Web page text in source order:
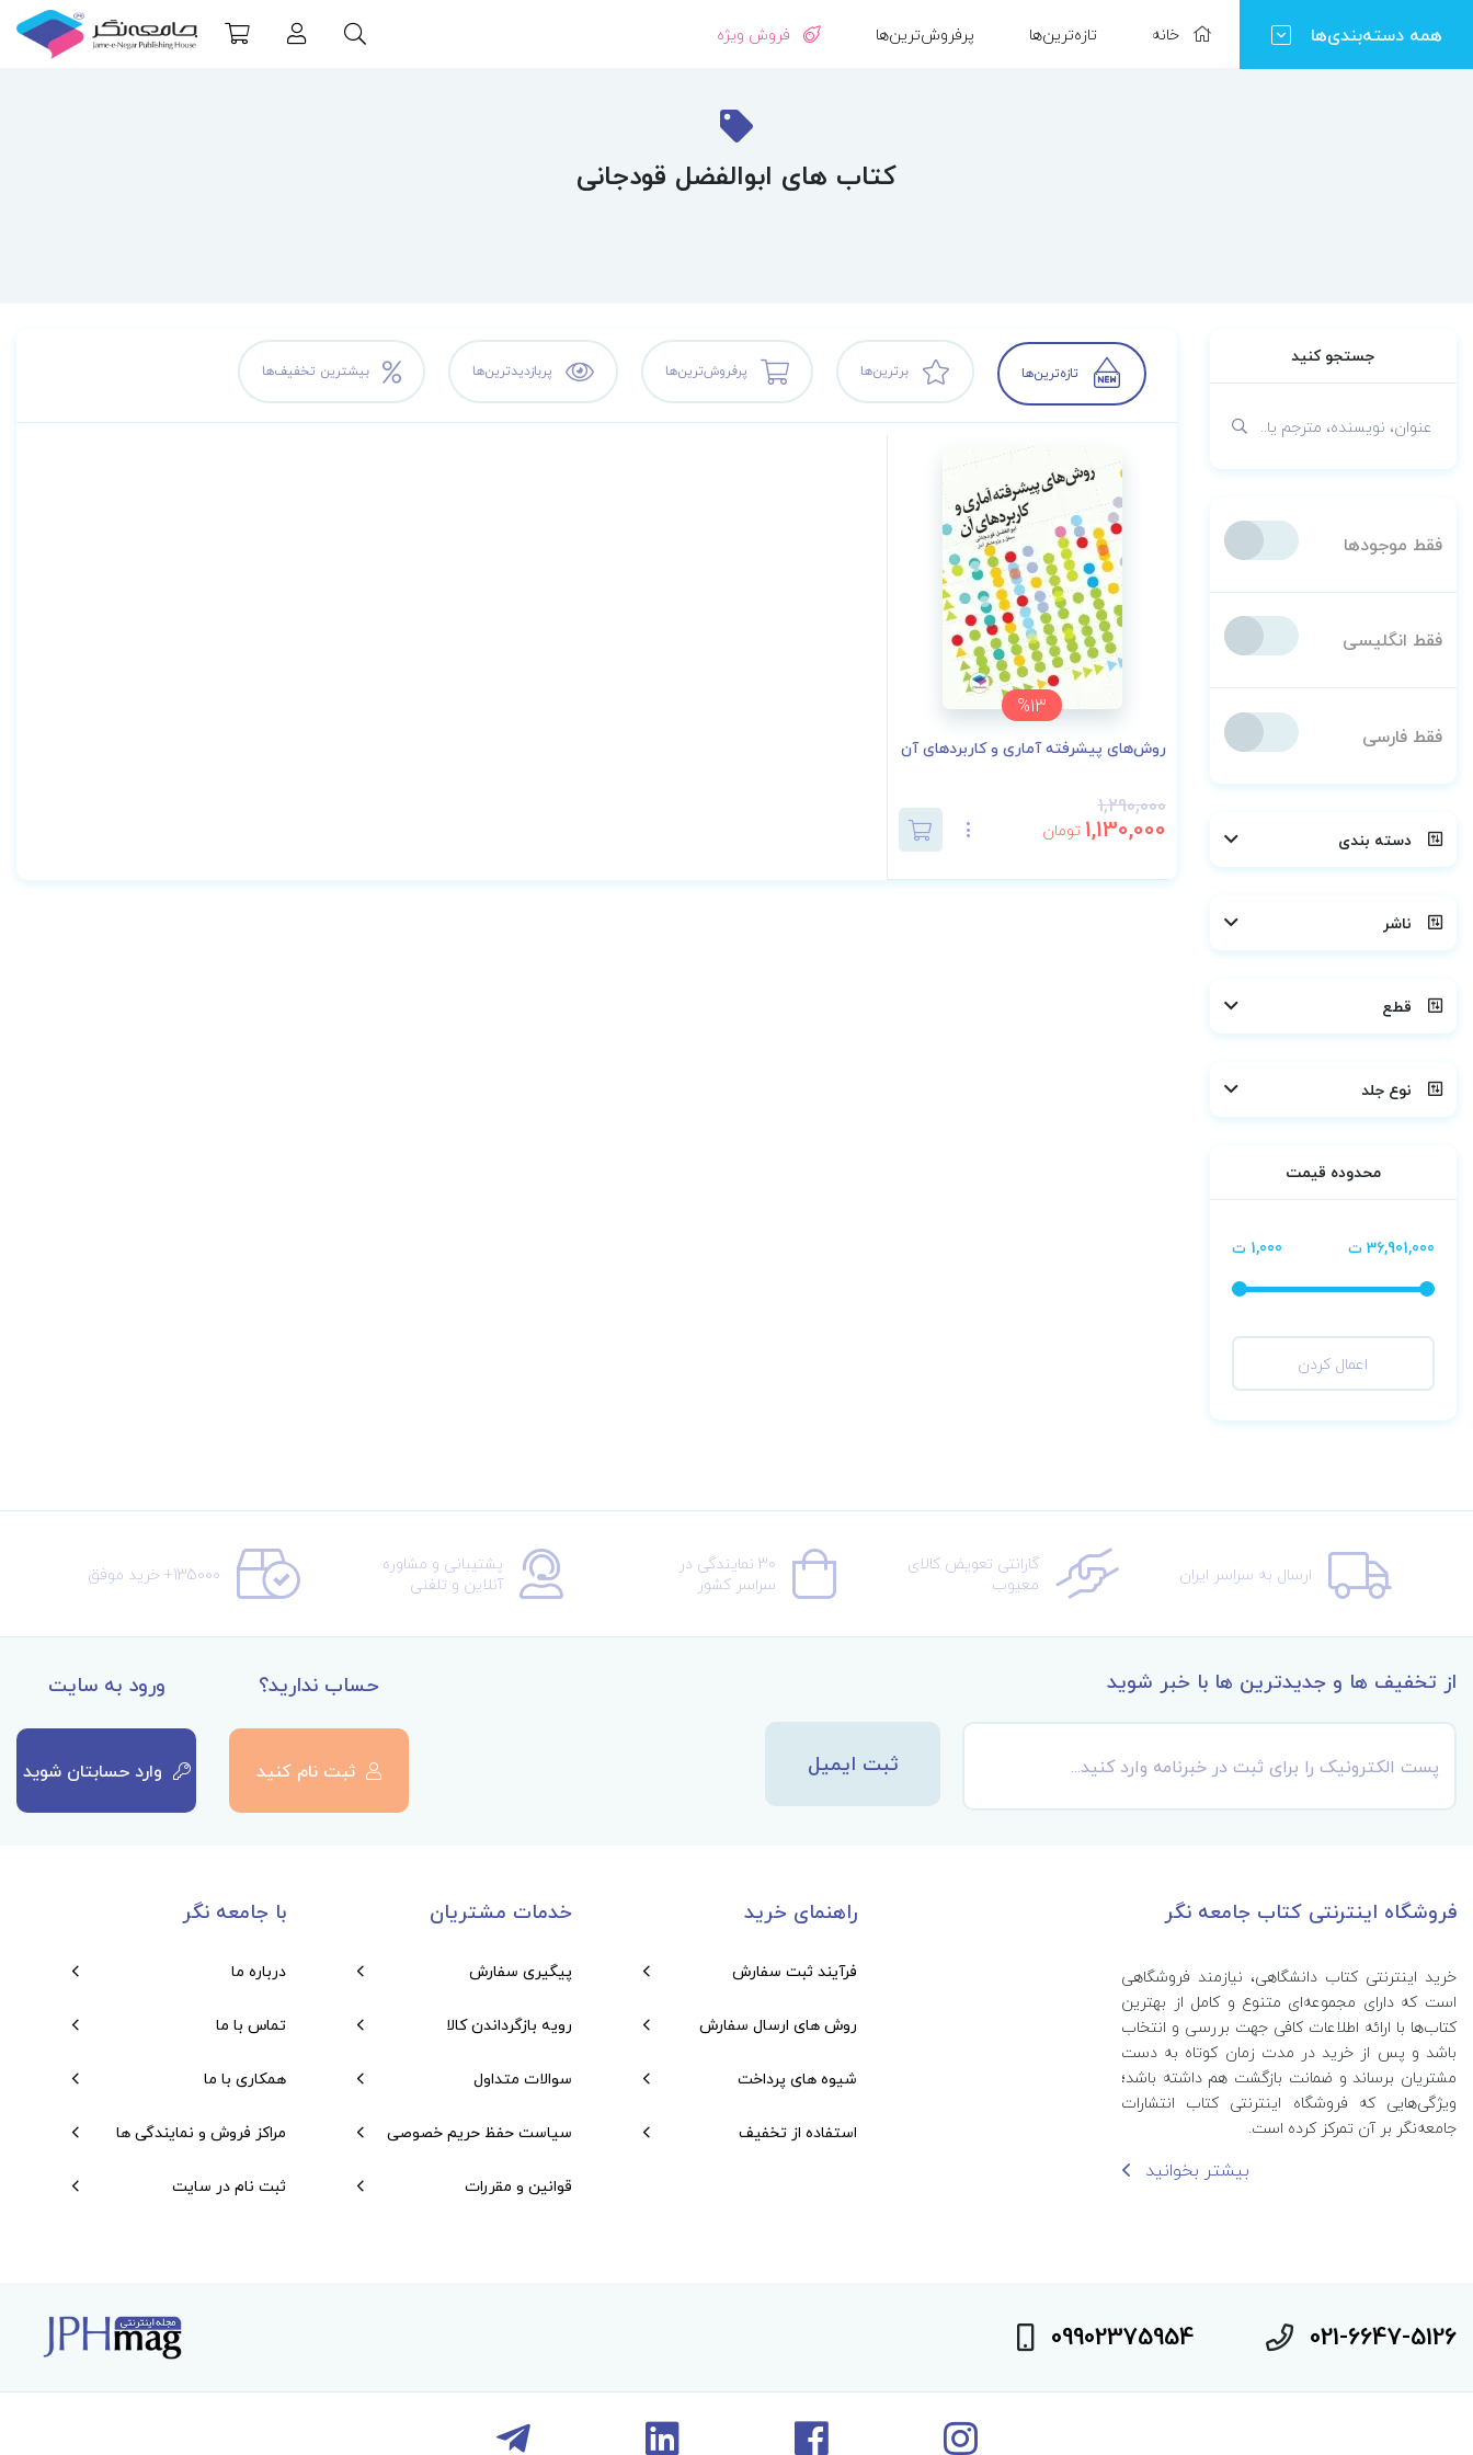
همه دسته‌بندی‌ها خانه تازه‌ترین‌ها پرفروش‌ترین‌ها فروش ویژه
کتاب های ابوالفضل قودجانی
جستجو کنید
فقط موجودها
فقط انگلیسی
فقط فارسی
دسته بندی
ناشر
قطع
نوع جلد
محدوده قیمت
1,000 ت 36,901,000 ت
اعمال کردن
تازه‌ترین‌ها برترین‌ها پرفروش‌ترین‌ها پربازدیدترین‌ها بیشترین تخفیف‌ها
%13
روش‌های پیشرفته آماری و کاربردهای آن
1,290,000
1,130,000 تومان
ارسال به سراسر ایران گارانتی تعویض کالای
معیوب
30 نمایندگی در
سراسر کشور
پشتیبانی و مشاوره
آنلاین و تلفنی 135000+ خرید موفق
از تخفیف ها و جدیدترین ها با خبر شوید
ثبت ایمیل
ورود به سایت
وارد حسابتان شوید
حساب ندارید؟
ثبت نام کنید
فروشگاه اینترنتی کتاب جامعه نگر
خرید اینترنتی کتاب‌ دانشگاهی، نیازمند فروشگاهی
است که دارای مجموعه‌ای متنوع و کامل از بهترین
کتاب‌ها با ارائه اطلاعات کافی جهت بررسی و انتخاب
باشد و پس از خرید در مدت زمان کوتاه به دست
مشتریان برساند و ضمانت بازگشت هم داشته باشد؛
ویژگی‌هایی که فروشگاه اینترنتی کتاب انتشارات
جامعه‌نگر بر آن تمرکز کرده است.
بیشتر بخوانید
راهنمای خرید
فرآیند ثبت سفارش
روش های ارسال سفارش
شیوه های پرداخت
استفاده از تخفیف
خدمات مشتریان
پیگیری سفارش
رویه بازگرداندن کالا
سوالات متداول
سیاست حفظ حریم خصوصی
قوانین و مقررات
با جامعه نگر
درباره ما
تماس با ما
همکاری با ما
مراکز فروش و نمایندگی ها
ثبت نام در سایت
021-6647-5126
09902375954